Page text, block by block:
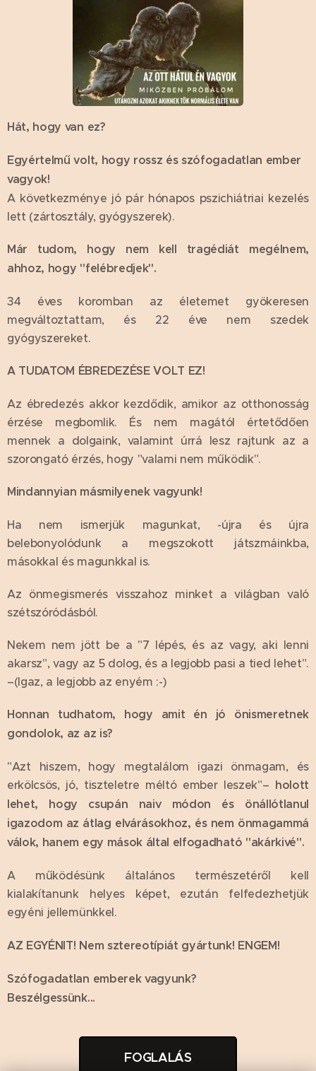
Hát, hogy van ez?
Egyértelmű volt, hogy rossz és szófogadatlan ember
vagyok!
A következménye jó pár hónapos pszichiátriai kezelés
lett (zártosztály, gyógyszerek).
Már tudom, hogy nem kell tragédiát megélnem,
ahhoz, hogy "felébredjek".
34 éves koromban az életemet gyökeresen
megváltoztattam, és 22 éve nem szedek
gyógyszereket.
A TUDATOM ÉBREDEZÉSE VOLT EZ!
Az ébredezés akkor kezdődik, amikor az otthonosság
érzése megbomlik. És nem magától értetődően
mennek a dolgaink, valamint úrrá lesz rajtunk az a
szorongató érzés, hogy "valami nem működik".
Mindannyian másmilyenek vagyunk!
Ha nem ismerjük magunkat, -újra és újra
belebonyolódunk a megszokott játszmáinkba,
másokkal és magunkkal is.
Az önmegismerés visszahoz minket a világban való
szétszóródásból.
Nekem nem jött be a "7 lépés, és az vagy, aki lenni
akarsz", vagy az 5 dolog, és a legjobb pasi a tied lehet".
–(Igaz, a legjobb az enyém :-)
Honnan tudhatom, hogy amit én jó önismeretnek
gondolok, az az is?
"Azt hiszem, hogy megtalálom igazi önmagam, és
erkölcsös, jó, tiszteletre méltó ember leszek"– holott
lehet, hogy csupán naiv módon és önállótlanul
igazodom az átlag elvárásokhoz, és nem önmagammá
válok, hanem egy mások által elfogadható "akárkivé".
A működésünk általános természetéről kell
kialakítanunk helyes képet, ezután felfedezhetjük
egyéni jellemünkkel.
AZ EGYÉNIT! Nem sztereotípiát gyártunk! ENGEM!
Szófogadatlan emberek vagyunk?
Beszélgessünk...
FOGLALÁS